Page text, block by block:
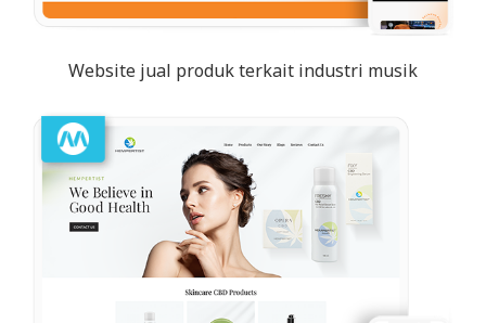
Website jual produk terkait industri musik